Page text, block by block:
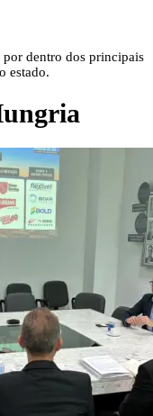
dentro dos principais
estado.